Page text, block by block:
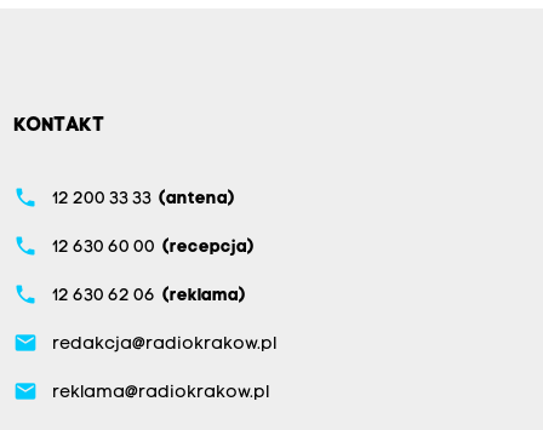
KONTAKT
phone 12 200 33 33 (antena)
phone 12 630 60 00 (recepcja)
phone 12 630 62 06 (reklama)
email redakcja@radiokrakow.pl
email reklama@radiokrakow.pl